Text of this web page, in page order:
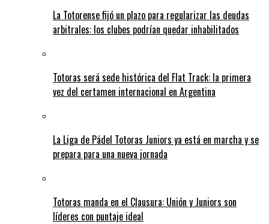
La Totorense fijó un plazo para regularizar las deudas
arbitrales: los clubes podrían quedar inhabilitados
Totoras será sede histórica del Flat Track: la primera
vez del certamen internacional en Argentina
La Liga de Pádel Totoras Juniors ya está en marcha y se
prepara para una nueva jornada
Totoras manda en el Clausura: Unión y Juniors son
líderes con puntaje ideal